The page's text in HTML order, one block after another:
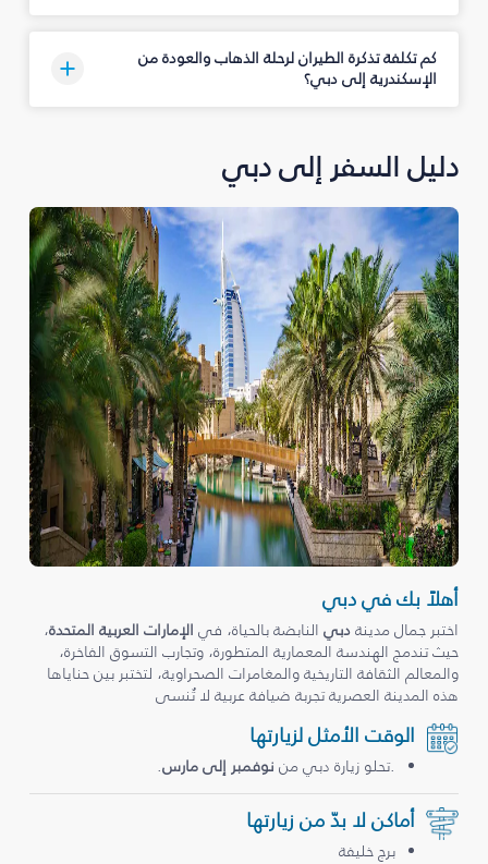
كم تكلفة تذكرة الطيران لرحلة الذهاب والعودة من
الإسكندرية إلى دبي؟
دليل السفر إلى دبي
أهلاً بك في دبي
اختبر جمال مدينةدبيالنابضة بالحياة، في الإمارات العربية المتحدة،
حيث تندمج الهندسة المعمارية المتطورة، وتجارب التسوق الفاخرة،
والمعالم الثقافة التاريخية والمغامرات الصحراوية، لتختبر بين حناياها
هذه المدينة العصرية تجربة ضيافة عربية لا تُنسى
الوقت الأمثل لزيارتها
.تحلو زيارة دبي من نوفمبر إلى مارس.
أماكن لا بدّ من زيارتها
برج خليفة